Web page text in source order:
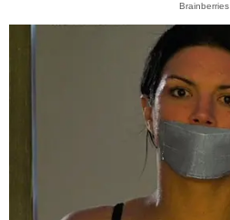
Brainberries